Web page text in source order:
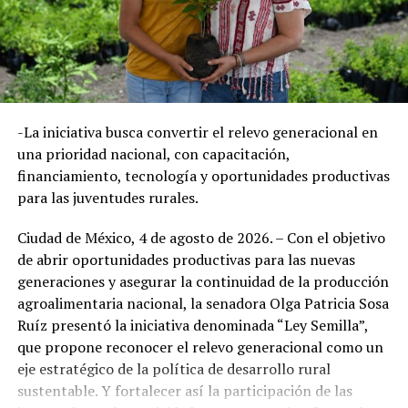
la soberanía alimentaria del país mediante un campo
más productivo, sustentable y resiliente, capaz de
garantizar alimentos suficientes para la población y
mejores oportunidades para las y los productores.
Durante el recorrido por el Rancho Hontoria, en el
estado de Querétaro, la legisladora destacó que México
atraviesa un momento decisivo para transformar el
campo mediante el conocimiento, la innovación y la
colaboración entre productores, instituciones públicas,
centros de investigación y empresas comprometidas
con el desarrollo agroalimentario.
En ese contexto, destacó que el campo mexicano
enfrenta tres grandes desafíos: elevar la productividad
con innovación, fortalecer la seguridad alimentaria y
responder a los efectos del cambio climático.
-La iniciativa busca convertir el relevo generacional en
una prioridad nacional, con capacitación,
financiamiento, tecnología y oportunidades productivas
para las juventudes rurales.
Ciudad de México, 4 de agosto de 2026. – Con el objetivo
de abrir oportunidades productivas para las nuevas
generaciones y asegurar la continuidad de la producción
agroalimentaria nacional, la senadora Olga Patricia Sosa
Ruíz presentó la iniciativa denominada “Ley Semilla”,
que propone reconocer el relevo generacional como un
eje estratégico de la política de desarrollo rural
sustentable. Y fortalecer así la participación de las